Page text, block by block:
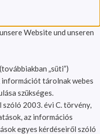
Website und unseren
„süti”)
információt tárolnak webes
szükséges.
szóló 2003. évi C. törvény,
az információs
egyes kérdéseiről szóló